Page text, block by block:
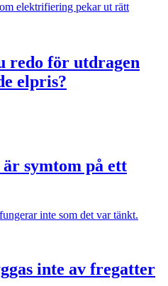
elektrifiering pekar ut rätt
redo för utdragen
elpris?
symtom på ett
inte som det var tänkt.
inte av fregatter